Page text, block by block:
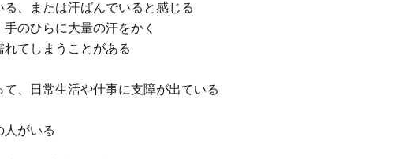
、または汗ばんでいると感じる
のひらに大量の汗をかく
てしまうことがある
、日常生活や仕事に支障が出ている
人がいる